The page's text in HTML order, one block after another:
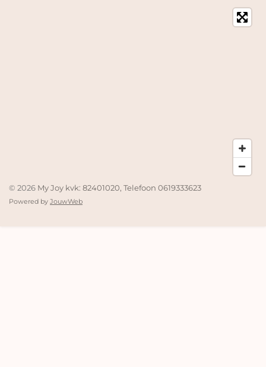
© 2026 My Joy kvk: 82401020, Telefoon 0619333623
Powered by JouwWeb